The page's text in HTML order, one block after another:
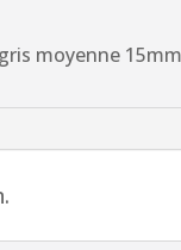
trous
moyenne